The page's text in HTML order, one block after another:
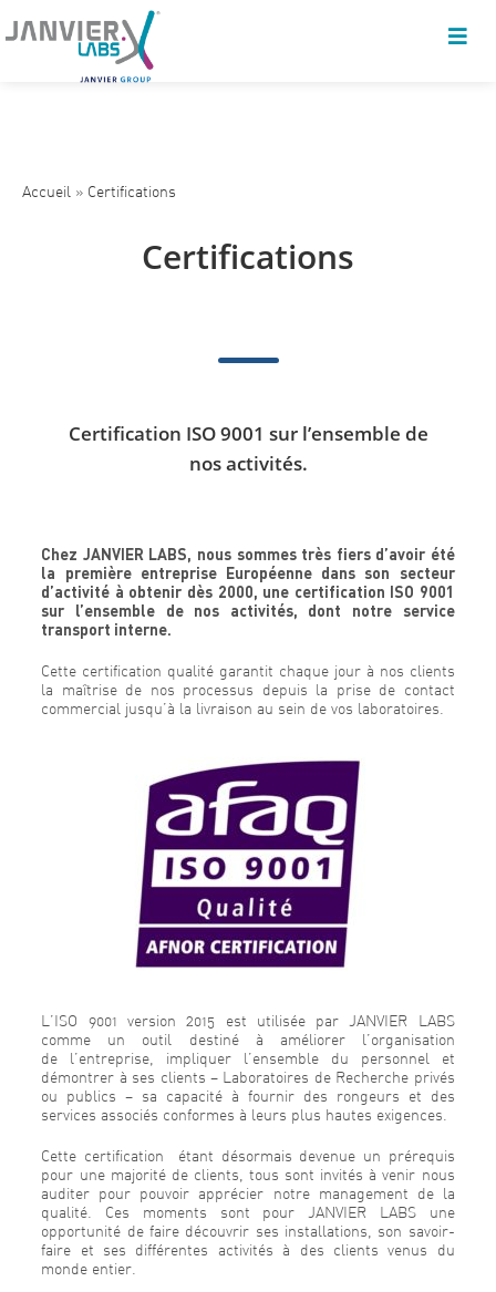
Accueil » Certifications
Certifications
Certification ISO 9001 sur l’ensemble de
nos activités.
Chez JANVIER LABS, nous sommes très fiers d’avoir été
la première entreprise Européenne dans son secteur
d’activité à obtenir dès 2000, une certification ISO 9001
sur l’ensemble de nos activités, dont notre service
transport interne.
Cette certification qualité garantit chaque jour à nos clients
la maîtrise de nos processus depuis la prise de contact
commercial jusqu’à la livraison au sein de vos laboratoires.
L’ISO 9001 version 2015 est utilisée par JANVIER LABS
comme un outil destiné à améliorer l’organisation
de l’entreprise, impliquer l’ensemble du personnel et
démontrer à ses clients – Laboratoires de Recherche privés
ou publics – sa capacité à fournir des rongeurs et des
services associés conformes à leurs plus hautes exigences.
Cette certification étant désormais devenue un prérequis
pour une majorité de clients, tous sont invités à venir nous
auditer pour pouvoir apprécier notre management de la
qualité. Ces moments sont pour JANVIER LABS une
opportunité de faire découvrir ses installations, son savoir-
faire et ses différentes activités à des clients venus du
monde entier.